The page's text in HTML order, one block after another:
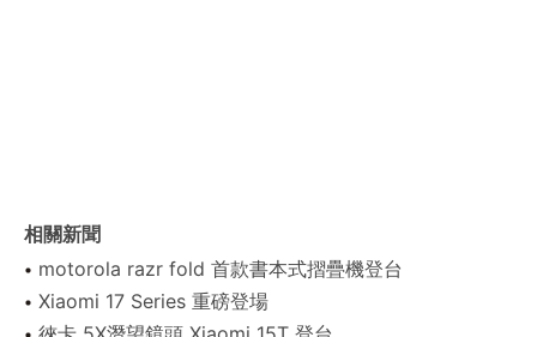
相關新聞
motorola razr fold 首款書本式摺疊機登台
Xiaomi 17 Series 重磅登場